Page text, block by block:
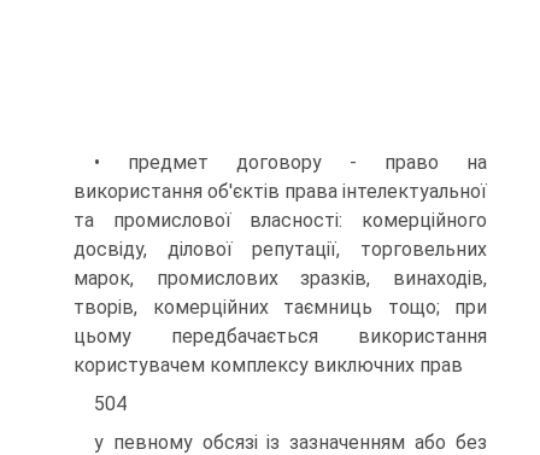
• предмет договору - право на
використання об'єктів права інтелектуальної
та промислової власності: комерційного
досвіду, ділової репутації, торговельних
марок, промислових зразків, винаходів,
творів, комерційних таємниць тощо; при
цьому передбачається використання
користувачем комплексу виключних прав
504
у певному обсязі із зазначенням або без